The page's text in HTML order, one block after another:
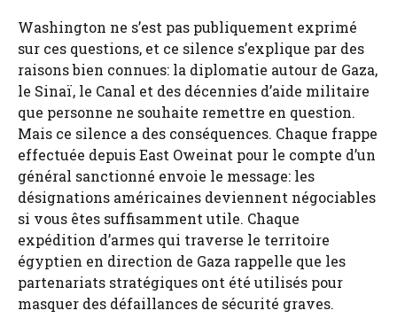
Washington ne s’est pas publiquement exprimé
sur ces questions, et ce silence s’explique par des
raisons bien connues: la diplomatie autour de Gaza,
le Sinaï, le Canal et des décennies d’aide militaire
que personne ne souhaite remettre en question.
Mais ce silence a des conséquences. Chaque frappe
effectuée depuis East Oweinat pour le compte d’un
général sanctionné envoie le message: les
désignations américaines deviennent négociables
si vous êtes suffisamment utile. Chaque
expédition d’armes qui traverse le territoire
égyptien en direction de Gaza rappelle que les
partenariats stratégiques ont été utilisés pour
masquer des défaillances de sécurité graves.